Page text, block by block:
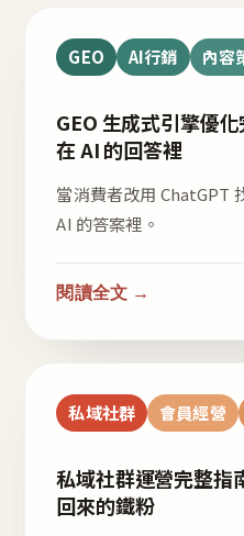
GEO AI行銷 內容
GEO 生成式引擎優
在 AI 的回答裡
當消費者改用 ChatGPT
AI 的答案裡。
閱讀全文 →
私域社群 會員經營
私域社群運營完整指
回來的鐵粉